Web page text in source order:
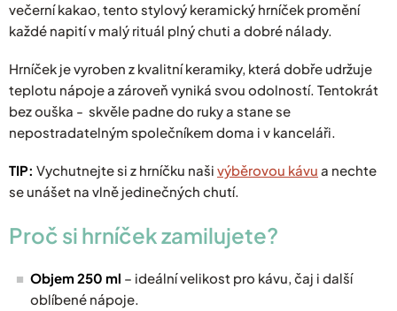
večerní kakao, tento stylový keramický hrníček promění
každé napití v malý rituál plný chuti a dobré nálady.
Hrníček je vyroben z kvalitní keramiky, která dobře udržuje
teplotu nápoje a zároveň vyniká svou odolností. Tentokrát
bez ouška - skvěle padne do ruky a stane se
nepostradatelným společníkem doma i v kanceláři.
TIP: Vychutnejte si z hrníčku naši výběrovou kávu a nechte
se unášet na vlně jedinečných chutí.
Proč si hrníček zamilujete?
Objem 250 ml – ideální velikost pro kávu, čaj i další
oblíbené nápoje.